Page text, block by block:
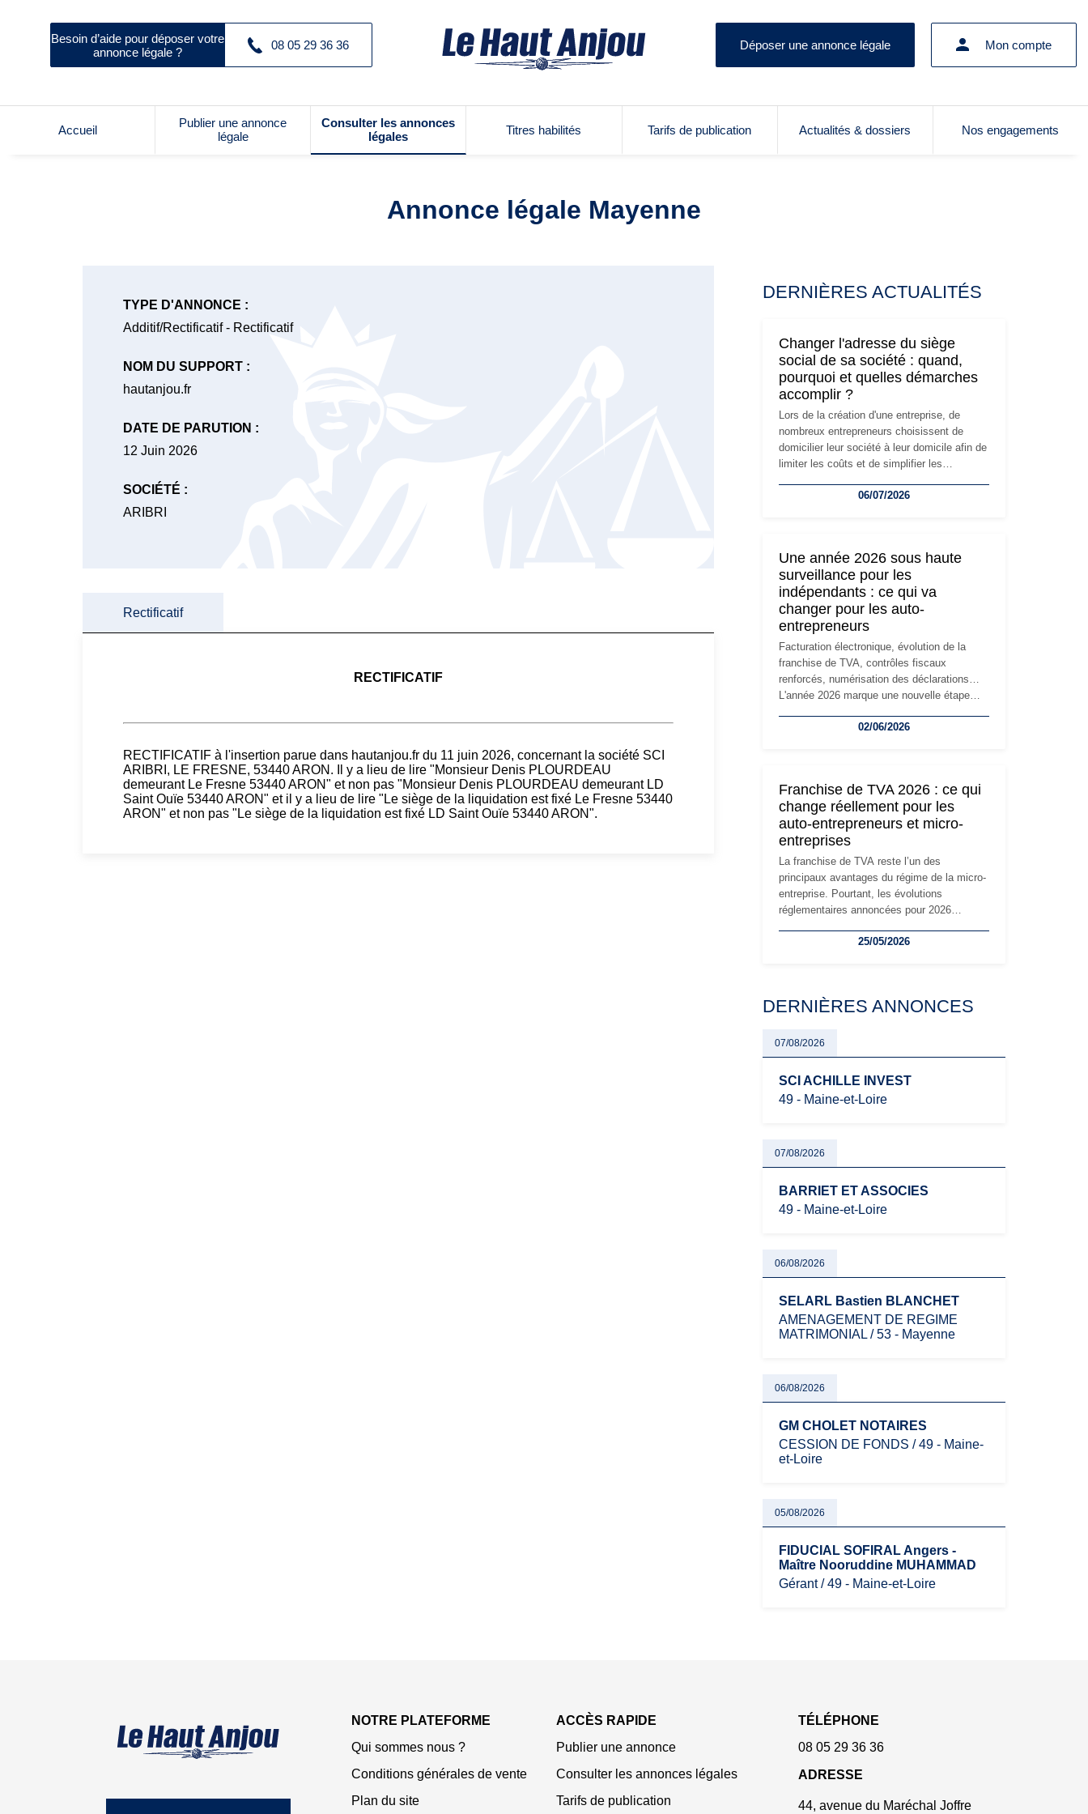
Besoin d’aide pour déposer votre
annonce légale ?
08 05 29 36 36 Déposer une annonce légale Mon compte
Accueil
Publier une annonce
légale
Consulter les annonces
légales
Titres habilités Tarifs de publication Actualités & dossiers Nos engagements
Annonce légale Mayenne
TYPE D'ANNONCE :
Additif/Rectificatif - Rectificatif
NOM DU SUPPORT :
hautanjou.fr
DATE DE PARUTION :
12 Juin 2026
SOCIÉTÉ :
ARIBRI
Rectificatif
RECTIFICATIF
RECTIFICATIF à l'insertion parue dans hautanjou.fr du 11 juin 2026, concernant la société SCI
ARIBRI, LE FRESNE, 53440 ARON. Il y a lieu de lire "Monsieur Denis PLOURDEAU
demeurant Le Fresne 53440 ARON" et non pas "Monsieur Denis PLOURDEAU demeurant LD
Saint Ouïe 53440 ARON" et il y a lieu de lire "Le siège de la liquidation est fixé Le Fresne 53440
ARON" et non pas "Le siège de la liquidation est fixé LD Saint Ouïe 53440 ARON".
DERNIÈRES ACTUALITÉS
Changer l'adresse du siège
social de sa société : quand,
pourquoi et quelles démarches
accomplir ?
Lors de la création d'une entreprise, de
nombreux entrepreneurs choisissent de
domicilier leur société à leur domicile afin de
limiter les coûts et de simplifier les
l'activité, cette solution peut rapidement
siège social répond souvent à une nouvelle
étape de la vie de l'entreprise et implique
plusieurs formalités obligatoires.
06/07/2026
Une année 2026 sous haute
surveillance pour les
indépendants : ce qui va
changer pour les auto-
entrepreneurs
Facturation électronique, évolution de la
franchise de TVA, contrôles fiscaux
renforcés, numérisation des déclarations…
L'année 2026 marque une nouvelle étape
travailleurs indépendants. Si le régime de la
réglementaire plus exigeant. Décryptage des
principaux changements et des précautions
à prendre pour éviter les mauvaises
surprises.
02/06/2026
Franchise de TVA 2026 : ce qui
change réellement pour les
auto-entrepreneurs et micro-
entreprises
La franchise de TVA reste l’un des
principaux avantages du régime de la micro-
entreprise. Pourtant, les évolutions
réglementaires annoncées pour 2026
les auto-entrepreneurs, artisans et
évoluent dans un contexte de contrôle
oblige les indépendants à rester
particulièrement vigilants.
25/05/2026
DERNIÈRES ANNONCES
07/08/2026
SCI ACHILLE INVEST
49 - Maine-et-Loire
07/08/2026
BARRIET ET ASSOCIES
49 - Maine-et-Loire
06/08/2026
SELARL Bastien BLANCHET
AMENAGEMENT DE REGIME
MATRIMONIAL / 53 - Mayenne
06/08/2026
GM CHOLET NOTAIRES
CESSION DE FONDS / 49 - Maine-
et-Loire
05/08/2026
FIDUCIAL SOFIRAL Angers -
Maître Nooruddine MUHAMMAD
Gérant / 49 - Maine-et-Loire
NOTRE PLATEFORME
Qui sommes nous ?
Conditions générales de vente
Plan du site
ACCÈS RAPIDE
Publier une annonce
Consulter les annonces légales
Tarifs de publication
TÉLÉPHONE
08 05 29 36 36
ADRESSE
44, avenue du Maréchal Joffre